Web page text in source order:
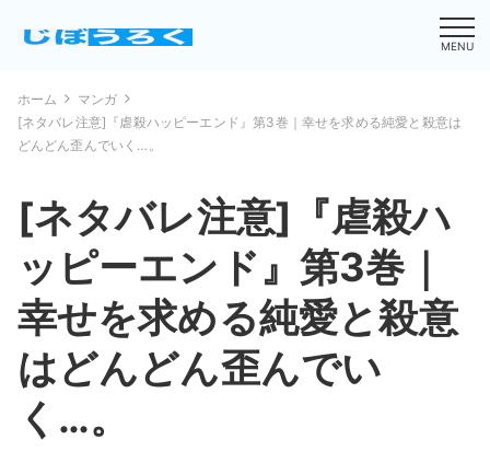
MENU
ホーム
マンガ
[ネタバレ注意]『虐殺ハッピーエンド』第3巻｜幸せを求める純愛と殺意は
どんどん歪んでいく…。
[ネタバレ注意]『虐殺ハ
ッピーエンド』第3巻｜
幸せを求める純愛と殺意
はどんどん歪んでい
く…。